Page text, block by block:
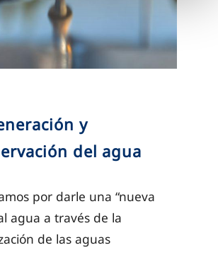
y
del agua
por darle una “nueva
agua a través de la
de las aguas